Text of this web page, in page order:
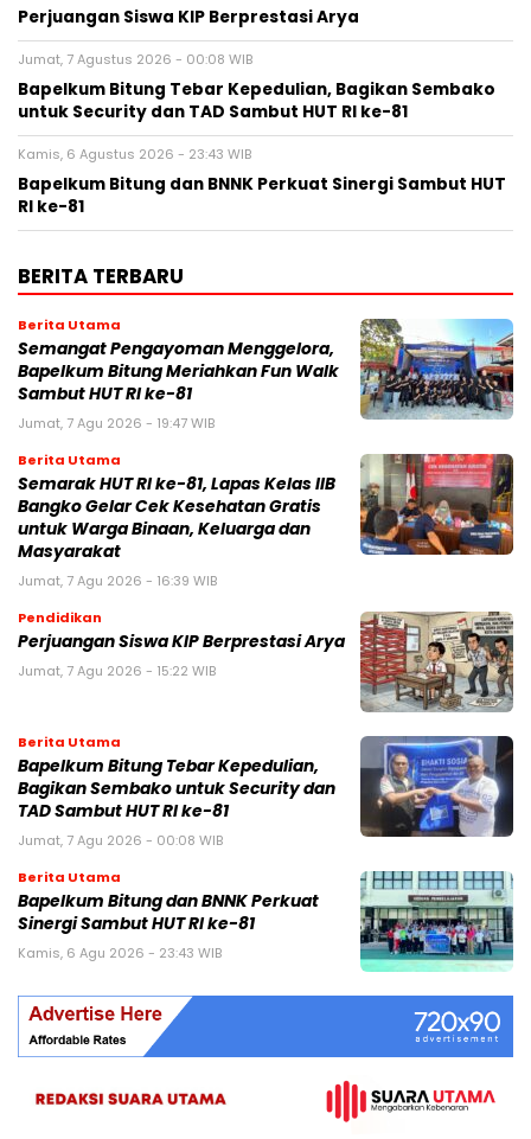
Perjuangan Siswa KIP Berprestasi Arya
Jumat, 7 Agustus 2026 - 00:08 WIB
Bapelkum Bitung Tebar Kepedulian, Bagikan Sembako
untuk Security dan TAD Sambut HUT RI ke-81
Kamis, 6 Agustus 2026 - 23:43 WIB
Bapelkum Bitung dan BNNK Perkuat Sinergi Sambut HUT
RI ke-81
BERITA TERBARU
Berita Utama
Semangat Pengayoman Menggelora,
Bapelkum Bitung Meriahkan Fun Walk
Sambut HUT RI ke-81
Jumat, 7 Agu 2026 - 19:47 WIB
Berita Utama
Semarak HUT RI ke-81, Lapas Kelas IIB
Bangko Gelar Cek Kesehatan Gratis
untuk Warga Binaan, Keluarga dan
Masyarakat
Jumat, 7 Agu 2026 - 16:39 WIB
Pendidikan
Perjuangan Siswa KIP Berprestasi Arya
Jumat, 7 Agu 2026 - 15:22 WIB
Berita Utama
Bapelkum Bitung Tebar Kepedulian,
Bagikan Sembako untuk Security dan
TAD Sambut HUT RI ke-81
Jumat, 7 Agu 2026 - 00:08 WIB
Berita Utama
Bapelkum Bitung dan BNNK Perkuat
Sinergi Sambut HUT RI ke-81
Kamis, 6 Agu 2026 - 23:43 WIB